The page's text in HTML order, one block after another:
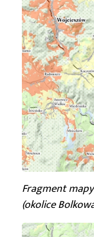
Fragment
(okolice